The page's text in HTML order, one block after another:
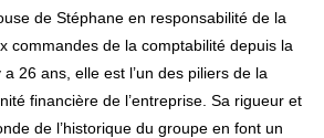
de Stéphane en responsabilité de la
commandes de la comptabilité depuis la
26 ans, elle est l’un des piliers de la
financière de l’entreprise. Sa rigueur et
de l’historique du groupe en font un